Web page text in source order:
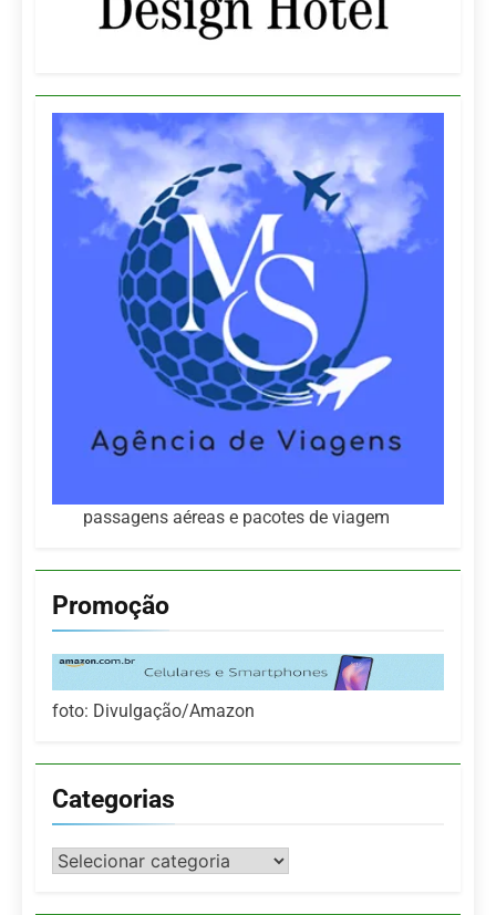
passagens aéreas e pacotes de viagem
Promoção
foto: Divulgação/Amazon
Categorias
Categorias